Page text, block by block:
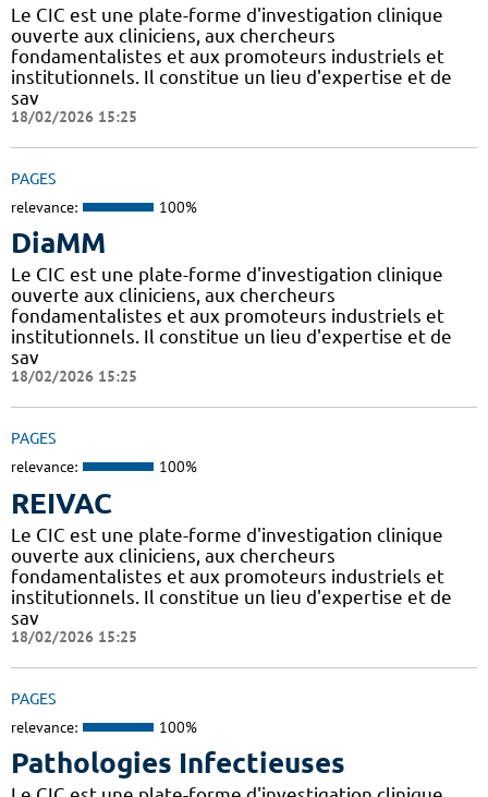
Le CIC est une plate-forme d'investigation clinique
ouverte aux cliniciens, aux chercheurs
fondamentalistes et aux promoteurs industriels et
institutionnels. Il constitue un lieu d'expertise et de
sav
18/02/2026 15:25
PAGES
relevance: 100%
DiaMM
Le CIC est une plate-forme d'investigation clinique
ouverte aux cliniciens, aux chercheurs
fondamentalistes et aux promoteurs industriels et
institutionnels. Il constitue un lieu d'expertise et de
sav
18/02/2026 15:25
PAGES
relevance: 100%
REIVAC
Le CIC est une plate-forme d'investigation clinique
ouverte aux cliniciens, aux chercheurs
fondamentalistes et aux promoteurs industriels et
institutionnels. Il constitue un lieu d'expertise et de
sav
18/02/2026 15:25
PAGES
relevance: 100%
Pathologies Infectieuses